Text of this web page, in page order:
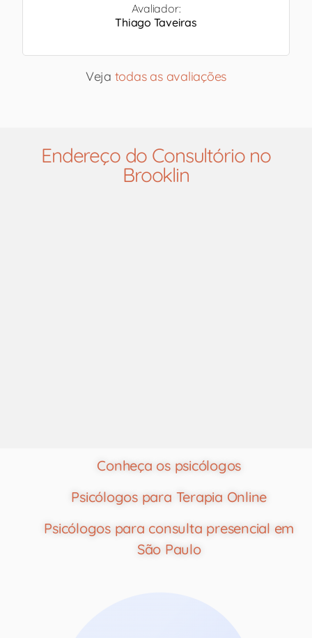
Avaliador:
Thiago Taveiras
Veja todas as avaliações
Endereço do Consultório no
Brooklin
Conheça os psicólogos
Psicólogos para Terapia Online
Psicólogos para consulta presencial em
São Paulo